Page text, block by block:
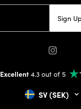
Sign
Excellent4.3 out of 5
SV (SEK)